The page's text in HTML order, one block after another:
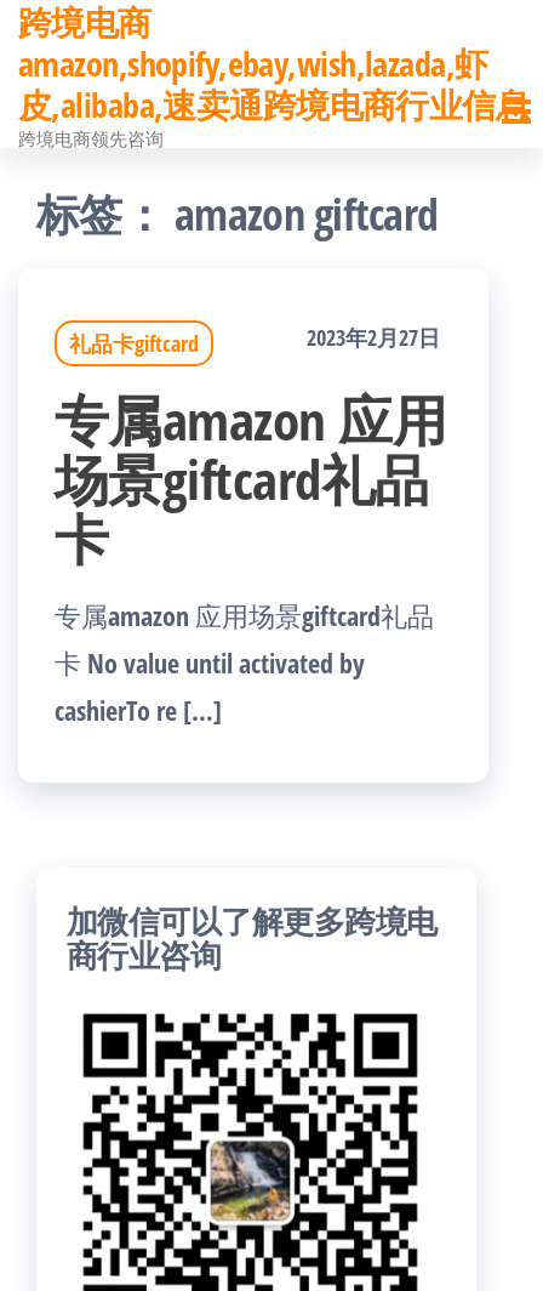
前
往
内
跨境电商
amazon,shopify,ebay,wish,lazada,虾
皮,alibaba,速卖通跨境电商行业信息
跨境电商领先咨询
标签： amazon giftcard
礼品卡giftcard 2023年2月27日
专属amazon 应用
场景giftcard礼品
卡
专属amazon 应用场景giftcard礼品
卡 No value until activated by
cashierTo re […]
加微信可以了解更多跨境电
商行业咨询